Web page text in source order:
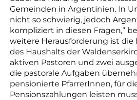
Gemeinden in Argentinien. In
nicht so schwierig, jedoch
kompliziert in diesen Fragen,“
weitere Herausforderung ist die
des Haushalts der
aktiven Pastoren und zwei
die pastorale Aufgaben
pensionierte PfarrerInnen, für
Pensionszahlungen leisten